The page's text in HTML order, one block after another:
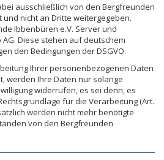
ausschließlich von den Bergfreunden
nicht an Dritte weitergegeben.
Ibbenbüren e.V. Server und
Diese stehen auf deutschem
den Bedingungen der DSGVO.
Ihrer personenbezogenen Daten
werden Ihre Daten nur solange
widerrufen, es sei denn, es
für die Verarbeitung (Art.
werden nicht mehr benötigte
von den Bergfreunden